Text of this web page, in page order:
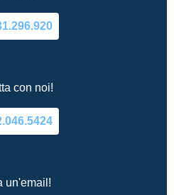
con noi!
un'email!